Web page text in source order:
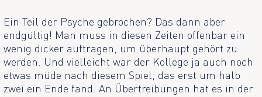
Ein Teil der Psyche gebrochen? Das dann aber
endgültig! Man muss in diesen Zeiten offenbar ein
wenig dicker auftragen, um überhaupt gehört zu
werden. Und vielleicht war der Kollege ja auch noch
etwas müde nach diesem Spiel, das erst um halb
zwei ein Ende fand. An Übertreibungen hat es in der